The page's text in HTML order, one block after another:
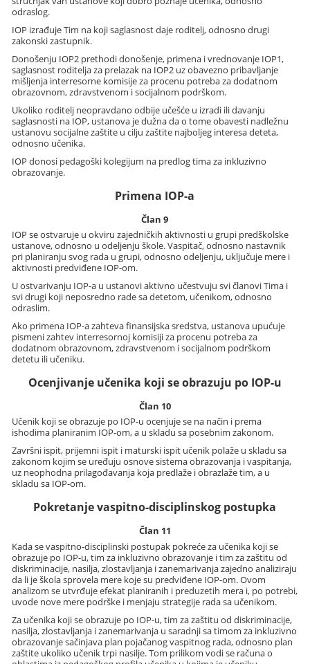
odraslog.
IOP izrađuje Tim na koji saglasnost daje roditelj, odnosno drugi
zakonski zastupnik.
Donošenju IOP2 prethodi donošenje, primena i vrednovanje IOP1,
saglasnost roditelja za prelazak na IOP2 uz obavezno pribavljanje
mišljenja interresorne komisije za procenu potreba za dodatnom
obrazovnom, zdravstvenom i socijalnom podrškom.
Ukoliko roditelj neopravdano odbije učešće u izradi ili davanju
saglasnosti na IOP, ustanova je dužna da o tome obavesti nadležnu
ustanovu socijalne zaštite u cilju zaštite najboljeg interesa deteta,
odnosno učenika.
IOP donosi pedagoški kolegijum na predlog tima za inkluzivno
obrazovanje.
Primena IOP-a
Član 9
IOP se ostvaruje u okviru zajedničkih aktivnosti u grupi predškolske
ustanove, odnosno u odeljenju škole. Vaspitač, odnosno nastavnik
pri planiranju svog rada u grupi, odnosno odeljenju, uključuje mere i
aktivnosti predviđene IOP-om.
U ostvarivanju IOP-a u ustanovi aktivno učestvuju svi članovi Tima i
svi drugi koji neposredno rade sa detetom, učenikom, odnosno
odraslim.
Ako primena IOP-a zahteva finansijska sredstva, ustanova upućuje
pismeni zahtev interresornoj komisiji za procenu potreba za
dodatnom obrazovnom, zdravstvenom i socijalnom podrškom
detetu ili učeniku.
Ocenjivanje učenika koji se obrazuju po IOP-u
Član 10
Učenik koji se obrazuje po IOP-u ocenjuje se na način i prema
ishodima planiranim IOP-om, a u skladu sa posebnim zakonom.
Završni ispit, prijemni ispit i maturski ispit učenik polaže u skladu sa
zakonom kojim se uređuju osnove sistema obrazovanja i vaspitanja,
uz neophodna prilagođavanja koja predlaže i obrazlaže tim, a u
skladu sa IOP-om.
Pokretanje vaspitno-disciplinskog postupka
Član 11
Kada se vaspitno-disciplinski postupak pokreće za učenika koji se
obrazuje po IOP-u, tim za inkluzivno obrazovanje i tim za zaštitu od
diskriminacije, nasilja, zlostavljanja i zanemarivanja zajedno analiziraju
da li je škola sprovela mere koje su predviđene IOP-om. Ovom
analizom se utvrđuje efekat planiranih i preduzetih mera i, po potrebi,
uvode nove mere podrške i menjaju strategije rada sa učenikom.
Za učenika koji se obrazuje po IOP-u, tim za zaštitu od diskriminacije,
nasilja, zlostavljanja i zanemarivanja u saradnji sa timom za inkluzivno
obrazovanje sačinjava plan pojačanog vaspitnog rada, odnosno plan
zaštite ukoliko učenik trpi nasilje. Tom prilikom vodi se računa o